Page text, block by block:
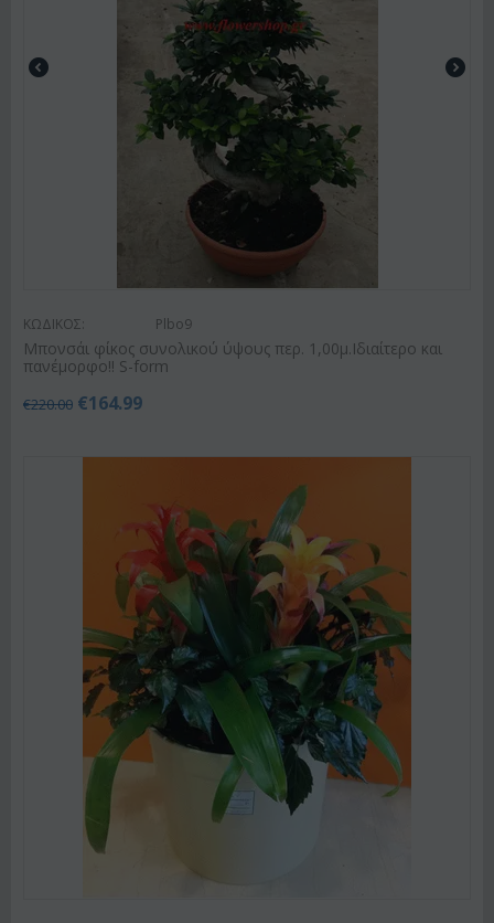
ΚΩΔΙΚΟΣ: Plbo9
Μπονσάι φίκος συνολικού ύψους περ. 1,00μ.Ιδιαίτερο και
πανέμορφο!! S-form
€220.00 €164.99